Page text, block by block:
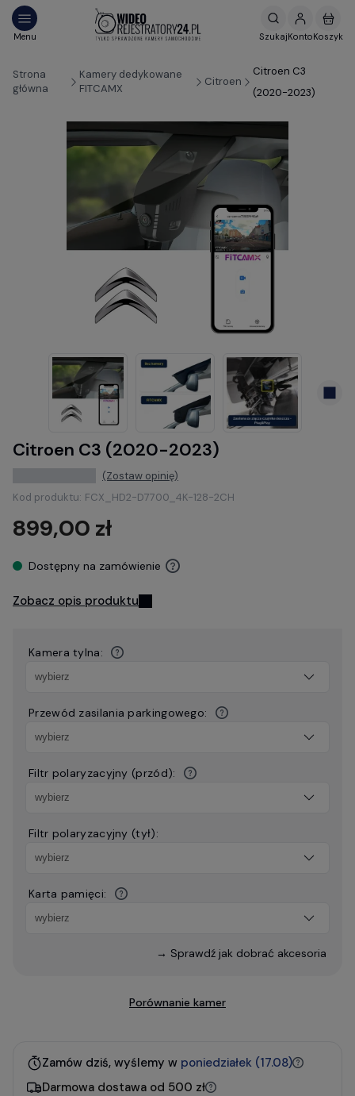
Strona
główna
Kamery dedykowane
FITCAMX
Citroen
Citroen C3
(2020-2023)
Citroen C3 (2020-2023)
(Zostaw opinię)
Kod produktu: FCX_HD2-D7700_4K-128-2CH
899,00 zł
Dostępny na zamówienie
Zobacz opis produktu
Kamera tylna:
Przewód zasilania parkingowego:
Filtr polaryzacyjny (przód):
Filtr polaryzacyjny (tył):
Karta pamięci:
→ Sprawdź jak dobrać akcesoria
Porównanie kamer
Zamów dziś, wyślemy w poniedziałek (17.08)
Darmowa dostawa od 500 zł